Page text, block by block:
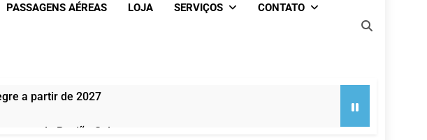
PASSAGENS AÉREAS LOJA SERVIÇOS CONTATO
a partir de 2027
da Região Sul